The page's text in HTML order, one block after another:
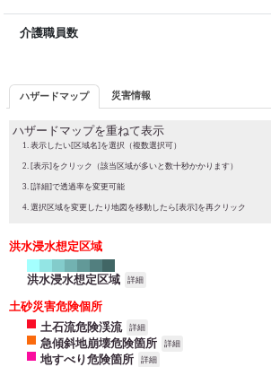
介護職員数
ハザードマップ 災害情報
ハザードマップを重ねて表示
表示したい[区域名]を選択（複数選択可）
[表示]をクリック（該当区域が多いと数十秒かかります）
[詳細]で透過率を変更可能
選択区域を変更したり地図を移動したら[表示]を再クリック
洪水浸水想定区域
洪水浸水想定区域 詳細
土砂災害危険個所
土石流危険渓流
詳細
急傾斜地崩壊危険箇所 詳細
地すべり危険箇所 詳細